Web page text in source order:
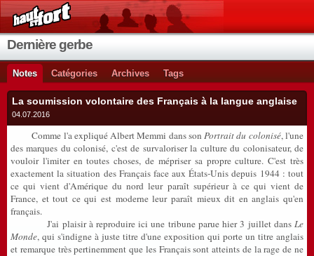
Dernière gerbe
Notes Catégories Archives Tags
La soumission volontaire des Français à la langue anglaise
04.07.2016
Comme l'a expliqué Albert Memmi dans sonPortrait du colonisé, l'une
des marques du colonisé, c'est de survaloriser la culture du colonisateur, de
vouloir l'imiter en toutes choses, de mépriser sa propre culture. C'est très
exactement la situation des Français face aux États-Unis depuis 1944 : tout
ce qui vient d'Amérique du nord leur paraît supérieur à ce qui vient de
France, et tout ce qui est moderne leur paraît mieux dit en anglais qu'en
français.
J'ai plaisir à reproduire ici une tribune parue hier 3 juillet dans Le
Monde, qui s'indigne à juste titre d'une exposition qui porte un titre anglais
et remarque très pertinemment que les Français sont atteints de la rage de ne